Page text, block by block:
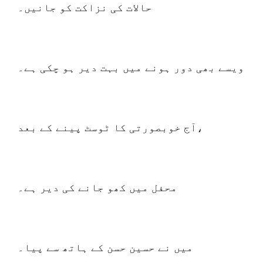
حالات کی نزاکت کو جانیں۔
ویسے بھی دور ہونے میں بہت دیر ہو چکی ہے۔
آج خوبصورتی کا ٹوسٹ پینے کے بعد،
محفل میں کھو جانے کی دیر ہے۔
میں نے حسین حسن کے ہاتھ سے پیا۔